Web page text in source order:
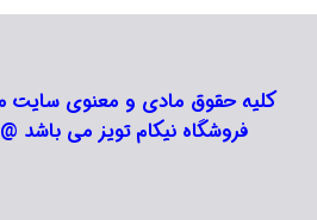
فروشگاه نیکام تویز می باشد @2026